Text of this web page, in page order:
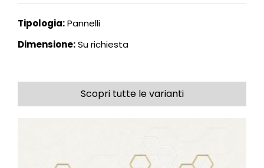
Tipologia:Pannelli
Dimensione:Su richiesta
Scopri tutte le varianti